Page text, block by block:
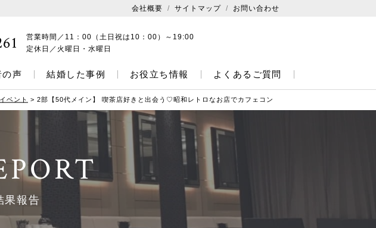
会社概要 サイトマップ お問い合わせ
営業時間／ 11：00（土日祝は10：00）～19:00
定休日／ 火曜日・水曜日
の声 結婚した事例 お役立ち情報 よくあるご質問
ベント > 2部【50代メイン】 喫茶店好きと出会う♡昭和レトロなお店でカフェコン
果報告